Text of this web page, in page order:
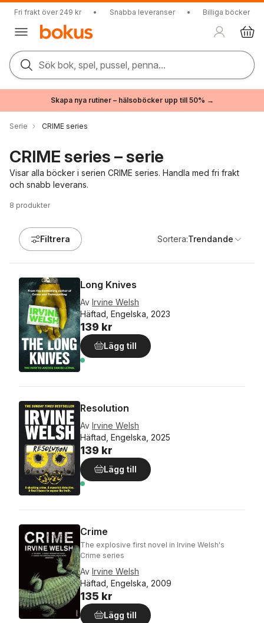
Fri frakt över 249 kr • Snabba leveranser • Billiga böcker
Sök bok, spel, pussel, penna...
Skapa nya rutiner – hälsoböcker upp till 50% →
Serie CRIME series
CRIME series – serie
Visar alla böcker i serien CRIME series. Handla med fri frakt
och snabb leverans.
8 produkter
Filtrera Sortera:Trendande
Long Knives
Av Irvine Welsh
Häftad, Engelska, 2023
139 kr
Lägg till
Resolution
Av Irvine Welsh
Häftad, Engelska, 2025
139 kr
Lägg till
Crime
The explosive first novel in Irvine Welsh's
Crime series
Av Irvine Welsh
Häftad, Engelska, 2009
135 kr
Lägg till